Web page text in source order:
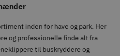
inden for have og park. Her
og professionelle finde alt fra
til buskryddere og